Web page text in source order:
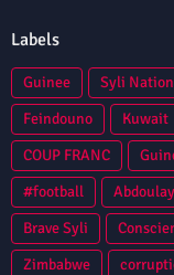
Labels
Guinee Syli
Feindouno
Kuwait
COUP FRANC
#football
Brave Syli
Zimbabwe